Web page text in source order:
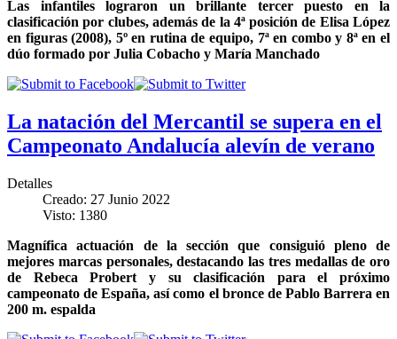
Las infantiles lograron un brillante tercer puesto en la
clasificación por clubes, además de la 4ª posición de Elisa López
en figuras (2008), 5º en rutina de equipo, 7ª en combo y 8ª en el
dúo formado por Julia Cobacho y María Manchado
La natación del Mercantil se supera en el
Campeonato Andalucía alevín de verano
Detalles
Creado: 27 Junio 2022
Visto: 1380
Magnífica actuación de la sección que consiguió pleno de
mejores marcas personales, destacando las tres medallas de oro
de Rebeca Probert y su clasificación para el próximo
campeonato de España, así como el bronce de Pablo Barrera en
200 m. espalda